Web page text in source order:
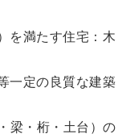
を満たす住宅：木
一定の良質な建築
梁・桁・土台）の